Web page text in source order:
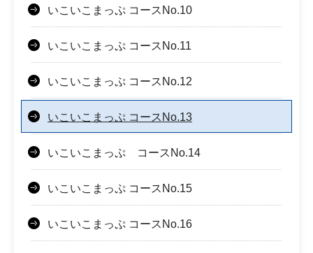
いこいこまっぷ コースNo.10
いこいこまっぷ コースNo.11
いこいこまっぷ コースNo.12
いこいこまっぷ コースNo.13
いこいこまっぷ コースNo.14
いこいこまっぷ コースNo.15
いこいこまっぷ コースNo.16